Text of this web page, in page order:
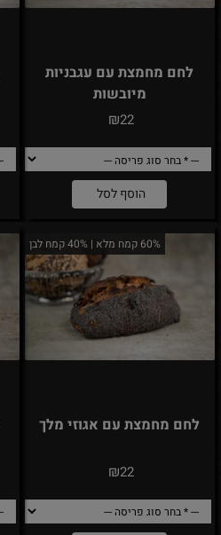
לחם מחמצת עם עגבניות
מיובשות
₪22
הוסף לסל
60% קמח מלא | 40% קמח לבן
לחם מחמצת עם אגוזי מלך
₪22